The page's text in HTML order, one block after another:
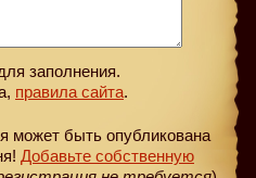
заполнения.
правила сайта.
может быть опубликована
Добавьте собственную